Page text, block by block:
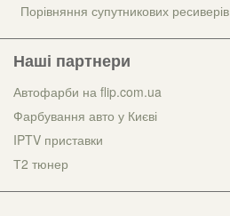
Порівняння супутникових ресиверів
Наші партнери
Автофарби на flip.com.ua
Фарбування авто у Києві
IPTV приставки
Т2 тюнер